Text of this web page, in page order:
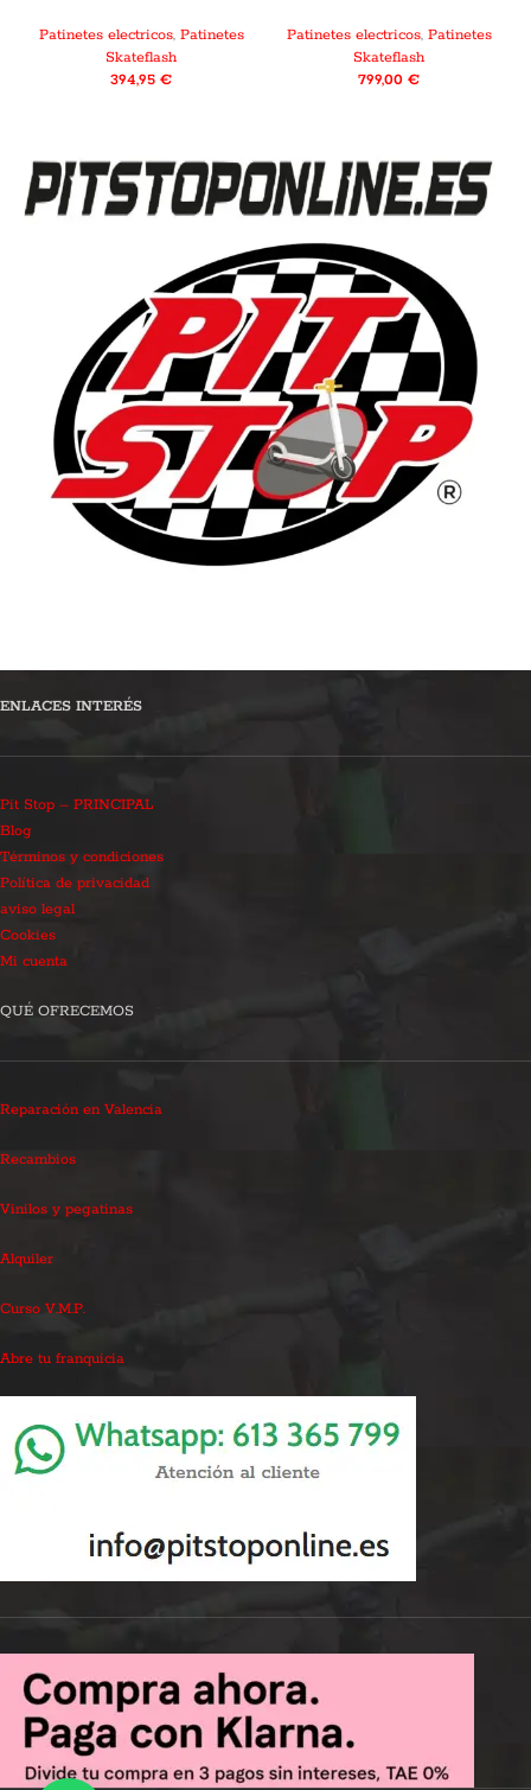
Patinetes electricos, Patinetes
Skateflash
394,95€
Patinetes electricos, Patinetes
Skateflash
799,00€
ENLACES INTERÉS
Pit Stop – PRINCIPAL
Blog
Términos y condiciones
Política de privacidad
aviso legal
Cookies
Mi cuenta
QUÉ OFRECEMOS
Reparación en Valencia
Recambios
Vinilos y pegatinas
Alquiler
Curso V.M.P.
Abre tu franquicia